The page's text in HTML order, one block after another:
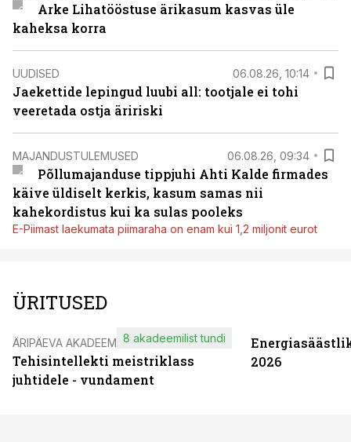
Arke Lihatööstuse ärikasum kasvas üle
kaheksa korra
UUDISED 06.08.26, 10:14
Jaekettide lepingud luubi all: tootjale ei tohi
veeretada ostja äririski
MAJANDUSTULEMUSED 06.08.26, 09:34
Põllumajanduse tippjuhi Ahti Kalde firmades
käive üldiselt kerkis, kasum samas nii
kahekordistus kui ka sulas pooleks
E-Piimast laekumata piimaraha on enam kui 1,2 miljonit eurot
ÜRITUSED
ÄRIPÄEVA AKADEEMIA
Tehisintellekti meistriklass
juhtidele - vundament
8 akadeemilist tundi
2026